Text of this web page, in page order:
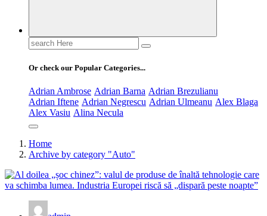
Search
for:
Or check our Popular Categories...
Adrian Ambrose Adrian Barna Adrian Brezulianu
Adrian Iftene Adrian Negrescu Adrian Ulmeanu Alex Blaga
Alex Vasiu Alina Necula
Home
Archive by category "Auto"